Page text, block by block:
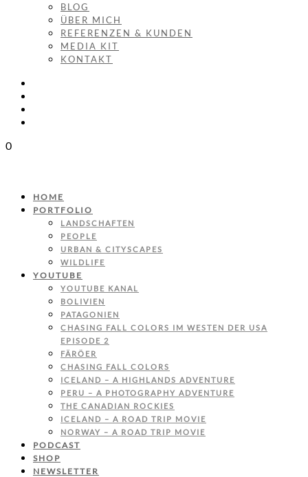
BLOG
ÜBER MICH
REFERENZEN & KUNDEN
MEDIA KIT
KONTAKT
0
HOME
PORTFOLIO
LANDSCHAFTEN
PEOPLE
URBAN & CITYSCAPES
WILDLIFE
YOUTUBE
YOUTUBE KANAL
BOLIVIEN
PATAGONIEN
CHASING FALL COLORS IM WESTEN DER USA
EPISODE 2
FÄRÖER
CHASING FALL COLORS
ICELAND – A HIGHLANDS ADVENTURE
PERU – A PHOTOGRAPHY ADVENTURE
THE CANADIAN ROCKIES
ICELAND – A ROAD TRIP MOVIE
NORWAY – A ROAD TRIP MOVIE
PODCAST
SHOP
NEWSLETTER